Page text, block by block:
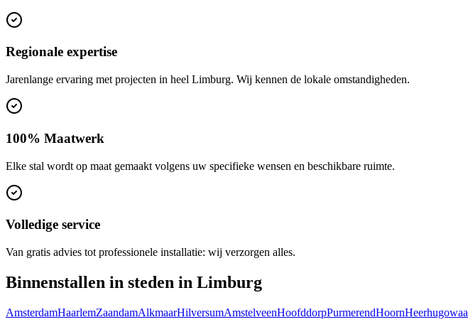
Regionale expertise
Jarenlange ervaring met projecten in heel Limburg. Wij kennen de lokale omstandigheden.
100% Maatwerk
Elke stal wordt op maat gemaakt volgens uw specifieke wensen en beschikbare ruimte.
Volledige service
Van gratis advies tot professionele installatie: wij verzorgen alles.
Binnenstallen in steden in Limburg
AmsterdamHaarlemZaandamAlkmaarHilversumAmstelveenHoofddorpPurmerendHoorn